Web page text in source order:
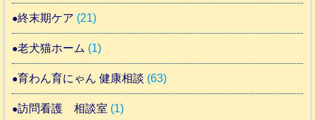
終末期ケア (21)
老犬猫ホーム (1)
育わん育にゃん 健康相談 (63)
訪問看護 相談室 (1)